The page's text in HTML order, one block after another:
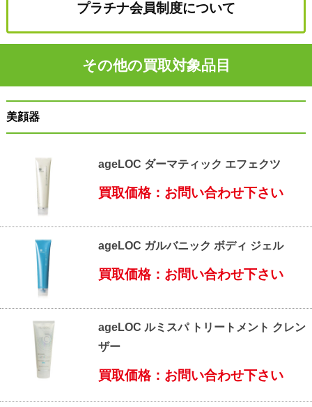
プラチナ会員制度について
その他の買取対象品目
美顔器
ageLOC ダーマティック エフェクツ
買取価格：お問い合わせ下さい
ageLOC ガルバニック ボディ ジェル
買取価格：お問い合わせ下さい
ageLOC ルミスパ トリートメント クレン
ザー
買取価格：お問い合わせ下さい